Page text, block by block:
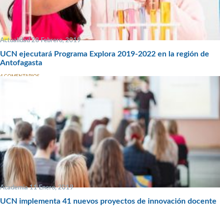
Actualidad 28 Febrero, 2019
UCN ejecutará Programa Explora 2019-2022 en la región de
Antofagasta
4 COMENTARIOS
Academia 11 Enero, 2019
UCN implementa 41 nuevos proyectos de innovación docente